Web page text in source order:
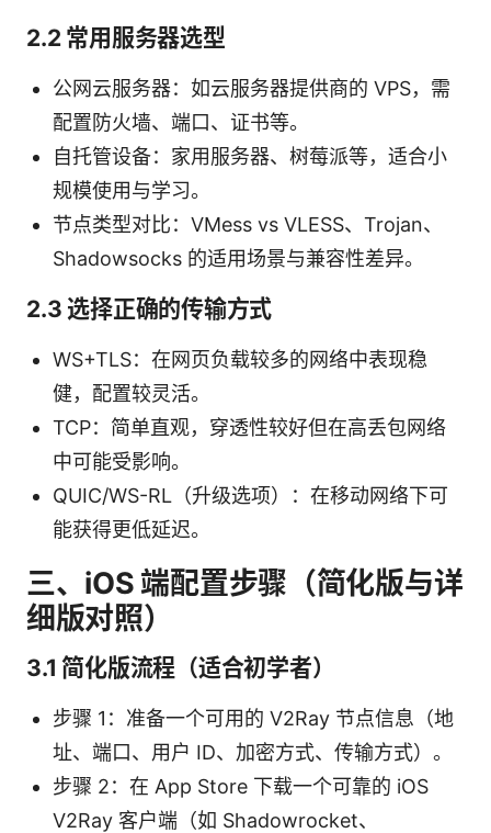
2.2 常用服务器选型
公网云服务器：如云服务器提供商的 VPS，需
配置防火墙、端口、证书等。
自托管设备：家用服务器、树莓派等，适合小
规模使用与学习。
节点类型对比：VMess vs VLESS、Trojan、
Shadowsocks 的适用场景与兼容性差异。
2.3 选择正确的传输方式
WS+TLS：在网页负载较多的网络中表现稳
健，配置较灵活。
TCP：简单直观，穿透性较好但在高丢包网络
中可能受影响。
QUIC/WS-RL（升级选项）：在移动网络下可
能获得更低延迟。
三、iOS 端配置步骤（简化版与详
细版对照）
3.1 简化版流程（适合初学者）
步骤 1：准备一个可用的 V2Ray 节点信息（地
址、端口、用户 ID、加密方式、传输方式）。
步骤 2：在 App Store 下载一个可靠的 iOS
V2Ray 客户端（如 Shadowrocket、